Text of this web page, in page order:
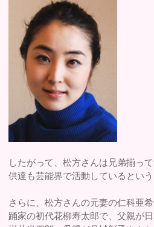
したがって、松方さんは兄弟揃っ
供達も芸能界で活動しているとい
さらに、松方さんの元妻の仁科亜
踊家の初代花柳寿太郎で、父親が